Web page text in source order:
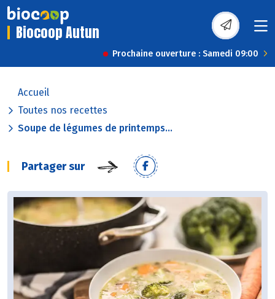
Biocoop Autun
Prochaine ouverture : Samedi 09:00
Accueil
Toutes nos recettes
Soupe de légumes de printemps...
Partager sur